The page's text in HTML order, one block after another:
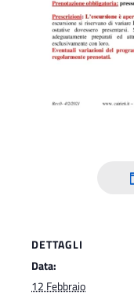
DETTAGLI
Data:
12 Febbraio